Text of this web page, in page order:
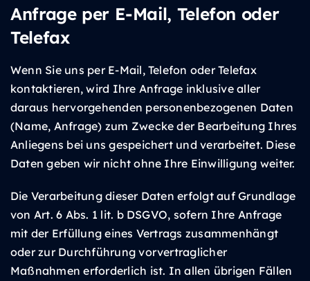
Anfrage per E-Mail, Telefon oder
Telefax
Wenn Sie uns per E-Mail, Telefon oder Telefax
kontaktieren, wird Ihre Anfrage inklusive aller
daraus hervorgehenden personenbezogenen Daten
(Name, Anfrage) zum Zwecke der Bearbeitung Ihres
Anliegens bei uns gespeichert und verarbeitet. Diese
Daten geben wir nicht ohne Ihre Einwilligung weiter.
Die Verarbeitung dieser Daten erfolgt auf Grundlage
von Art. 6 Abs. 1 lit. b DSGVO, sofern Ihre Anfrage
mit der Erfüllung eines Vertrags zusammenhängt
oder zur Durchführung vorvertraglicher
Maßnahmen erforderlich ist. In allen übrigen Fällen